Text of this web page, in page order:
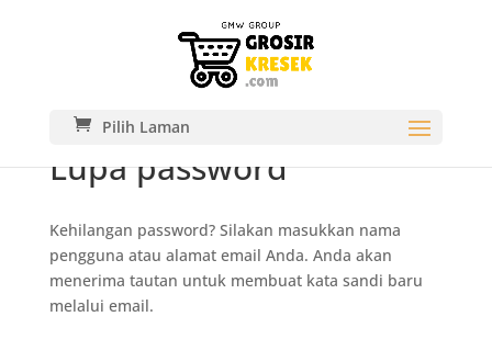
Pilih Laman
Lupa password
Kehilangan password? Silakan masukkan nama
pengguna atau alamat email Anda. Anda akan
menerima tautan untuk membuat kata sandi baru
melalui email.